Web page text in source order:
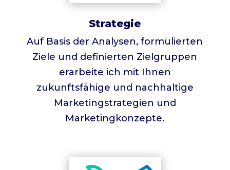
Strategie
Auf Basis der Analysen, formulierten
Ziele und definierten Zielgruppen
erarbeite ich mit Ihnen
zukunftsfähige und nachhaltige
Marketingstrategien und
Marketingkonzepte.